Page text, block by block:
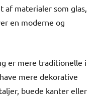
af materialer som glas,
en moderne og
er mere traditionelle i
mere dekorative
buede kanter eller